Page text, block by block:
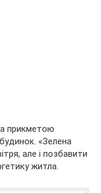
прикметою
«Зелена
але і позбавити
житла.